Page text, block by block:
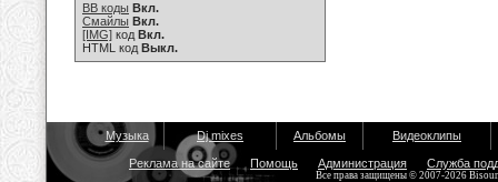
BB коды Вкл.
Смайлы Вкл.
[IMG] код Вкл.
HTML код Выкл.
Музыка Dj mixes Альбомы Видеоклипы
Реклама на сайте Помощь Администрация Служба
Все права защищены © 2007-2026